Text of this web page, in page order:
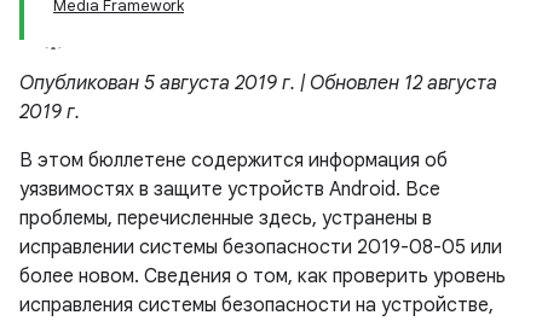
Media Framework
Опубликован 5 августа 2019 г. | Обновлен 12 августа
2019 г.
В этом бюллетене содержится информация об
уязвимостях в защите устройств Android. Все
проблемы, перечисленные здесь, устранены в
исправлении системы безопасности 2019-08-05 или
более новом. Сведения о том, как проверить уровень
исправления системы безопасности на устройстве,